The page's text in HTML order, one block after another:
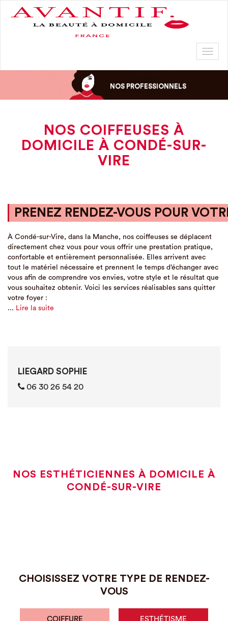
NOS PROFESSIONNELS
NOS COIFFEUSES À
DOMICILE À CONDÉ-SUR-
VIRE
PRENEZ RENDEZ-VOUS POUR
À Condé-sur-Vire, dans la Manche, nos coiffeuses se déplacent
directement chez vous pour vous offrir une prestation pratique,
confortable et entièrement personnalisée. Elles arrivent avec
tout le matériel nécessaire et prennent le temps d’échanger avec
vous afin de comprendre vos envies, votre style et le résultat que
vous souhaitez obtenir. Voici les services réalisables sans quitter
votre foyer :
... Lire la suite
LIEGARD SOPHIE
06 30 26 54 20
NOS ESTHÉTICIENNES À DOMICILE À
CONDÉ-SUR-VIRE
CHOISISSEZ VOTRE TYPE DE RENDEZ-
VOUS
COIFFURE ESTHÉTISME